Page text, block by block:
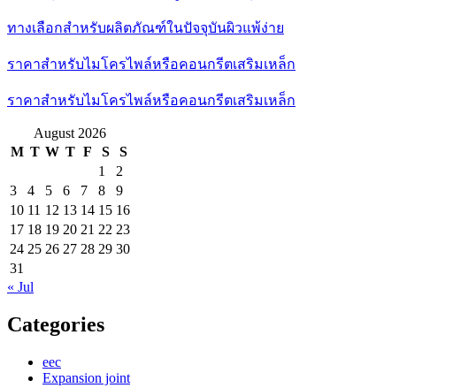
ทางเลือกสำหรับผลิตภัณฑ์ในปัจจุบันผิวแพ้ง่าย
ราคาสำหรับไมโครไพล์หรือคอนกรีตเสริมเหล็ก
ราคาสำหรับไมโครไพล์หรือคอนกรีตเสริมเหล็ก
August 2026
M T W T F S
S
1
2
3
4 5 6 7 8
9
10 11 12 13 14 15 16
17 18 19 20 21 22 23
24 25 26 27 28 29 30
31
« Jul
Categories
eec
Expansion joint